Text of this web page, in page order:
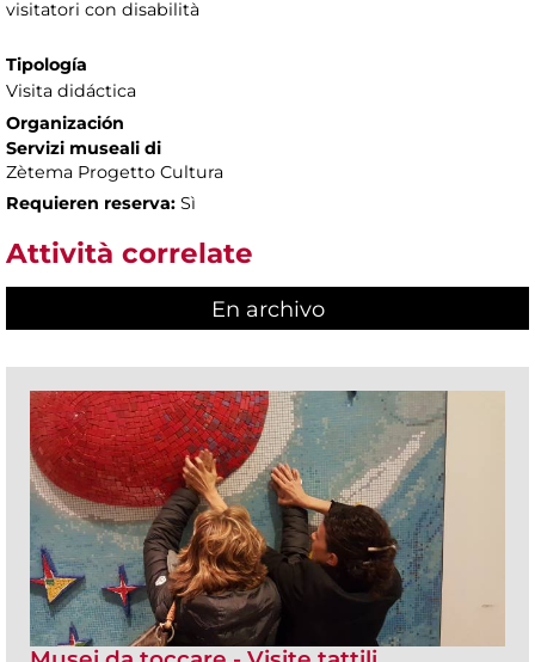
visitatori con disabilità
Tipología
Visita didáctica
Organización
Servizi museali di
Zètema Progetto Cultura
Requieren reserva: Sì
Attività correlate
En archivo